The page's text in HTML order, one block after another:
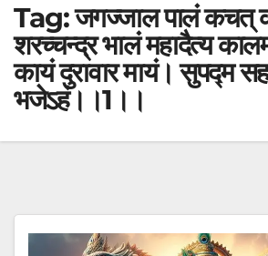
Tag:जगज्जाल पालं कचत्
शरच्चन्द्र भालं महादैत्य
कायं दुरावार मायं। सुपद्म
भजेऽहं।।1।।